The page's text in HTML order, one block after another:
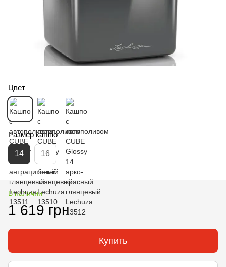
Цвет
Размер кашпо
14 16
В наличии
1 619 грн
Купить